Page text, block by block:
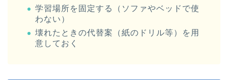
学習場所を固定する（ソファやベッドで使
わない）
壊れたときの代替案（紙のドリル等）を用
意しておく